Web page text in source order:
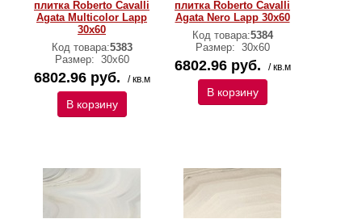
плитка Roberto Cavalli
Agata Multicolor Lapp
30x60
Код товара:5383
Размер: 30х60
6802.96 руб. / кв.м
В корзину
плитка Roberto Cavalli
Agata Nero Lapp 30x60
Код товара:5384
Размер: 30х60
6802.96 руб. / кв.м
В корзину